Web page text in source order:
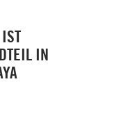
IN